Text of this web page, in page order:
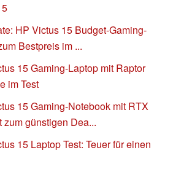
HP Victus 15 Budget-Gaming-
Bestpreis im ...
15 Gaming-Laptop mit Raptor
im Test
15 Gaming-Notebook mit RTX
günstigen Dea...
15 Laptop Test: Teuer für einen